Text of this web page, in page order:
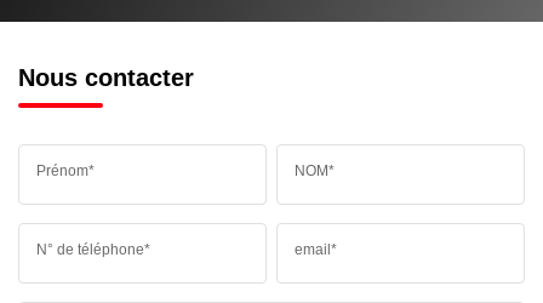
Nous contacter
Prénom* NOM*
N° de téléphone* email*